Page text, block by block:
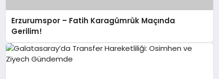
Erzurumspor – Fatih Karagümrük Maçında
Gerilim!